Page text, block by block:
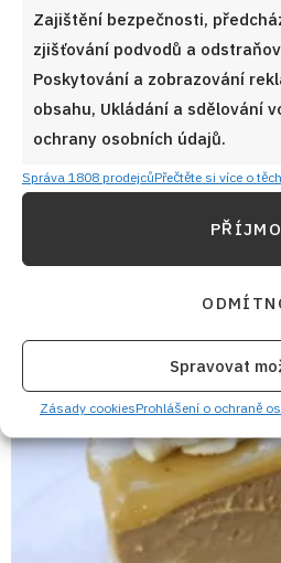
Zajištění bezpečnosti,
zjišťování podvodů a
Poskytování a zobrazování
obsahu, Ukládání a sdělování
ochrany osobních údajů.
Správa 1808 prodejcůPřečtěte si více o
Spravovat
Zásady cookiesProhlášení o ochraně
Pivní rohlíky z domácí